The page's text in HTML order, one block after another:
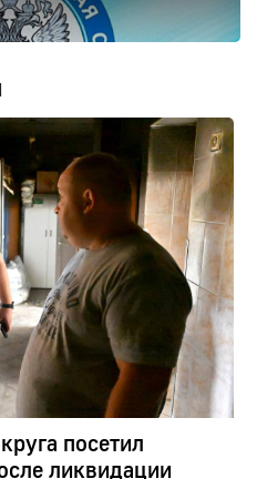
посетил
ликвидации